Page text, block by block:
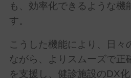
も、効率化できるような機
す。
こうした機能により、日々
ながら、よりスムーズで正
を支援し、健診施設のDX化